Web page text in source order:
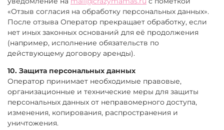
«Отзыв согласия на обработку персональных данных».
После отзыва Оператор прекращает обработку, если
нет иных законных оснований для её продолжения
(например, исполнение обязательств по
действующему договору аренды).
10. Защита персональных данных
Оператор принимает необходимые правовые,
организационные и технические меры для защиты
персональных данных от неправомерного доступа,
изменения, копирования, распространения и
уничтожения.